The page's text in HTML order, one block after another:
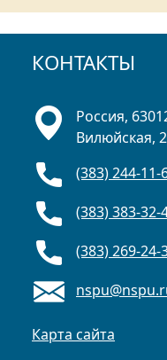
КОНТАКТЫ
Россия,
Вилюйская,
(383) 244-
(383) 383-
(383) 269-
Карта сайта